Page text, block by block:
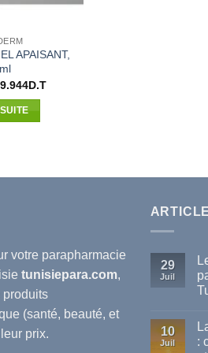
APAISANT,
Le
initial
était :
9.944D.TLe
votre parapharmacie
tunisiepara.com,
produits
(santé, beauté, et
prix.
29
Juil
sur
10
Juil
: